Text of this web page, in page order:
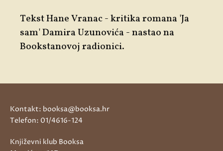
Tekst Hane Vranac - kritika romana'Ja
sam' Damira Uzunovića - nastao na
Bookstanovoj radionici.
Kontakt: booksa@booksa.hr
Telefon: 01/4616-124
Književni klub Booksa